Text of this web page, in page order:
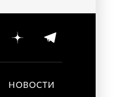
НОВОСТИ